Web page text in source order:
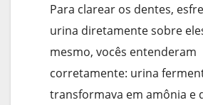
Para clarear os dentes,
urina diretamente sobre
mesmo, vocês entenderam
corretamente: urina
transformava em amônia e